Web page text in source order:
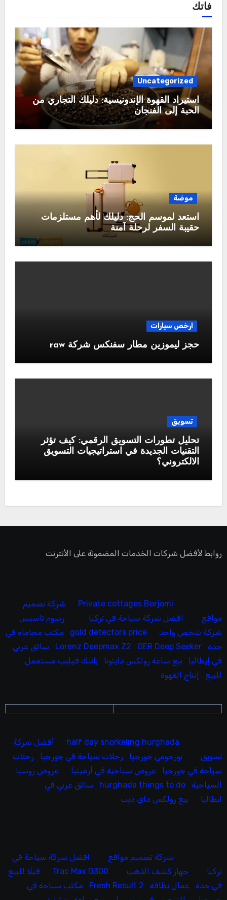
فاتك
Uncategorized
استيراد القهوة الإندونيسية: دليلك التجاري من
الحبة إلى الفنجان
موضة
استعد لموسم الحج: دليلك لأهم مستلزمات
حقيبة السفر لرحلة آمنة
ارخص سيارات
حجز ليموزين مطار سفنكس شركة raw
تسويق
تحليل تطورات التسويق الرقمي: كيف تؤثر
التقنيات الجديدة في استراتيجيات التسويق
الالكتروني؟
روابط لأفضل شركات الخدمات المضمونة على الأنترنت
Private cottages Borjomi
شركة تصميم
مواقع
افضل شركة سياحة في تركيا
رسوم تاسيس
شركة شخص واحد
gold detectors price
مكتب محاماه في
جدة
Lorenz Deepmax Z2 GER Deep Seeker
سائق عربي
في إيطاليا
بيع ساعة رولكس دايتونا
باتيك فيليب مستعمل
للبيع
إنتاج القهوة
half day snorkeling hurghada
أفضل شركة
تسويق
بورجومي جورجيا رحلات سياحة في جورجيا
رحلات
سياحة في جورجيا
عروض سياحية في أرمينيا
عروض روسيا
السياحية
hurghada things to do
سائق عربي في
ايطاليا
بيع رولكس داي ديت
شركة تصميم مواقع
افضل شركة سياحة في
تركيا
جهاز كشف الذهب Trac Max D300
فيلا للبيع
في جدة
عمال نظافة Fresh Result 2
مكتب سياحة في